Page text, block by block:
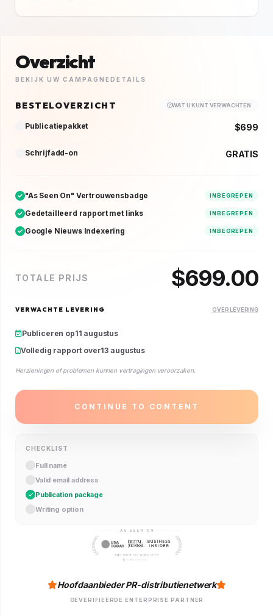
Overzicht
BEKIJK UW CAMPAGNEDETAILS
BESTELOVERZICHT WAT U KUNT VERWACHTEN
Publicatiepakket $699
Schrijfadd-on GRATIS
"As Seen On" Vertrouwensbadge INBEGREPEN
Gedetailleerd rapport met links INBEGREPEN
Google Nieuws Indexering INBEGREPEN
TOTALE PRIJS $699.00
VERWACHTE LEVERING OVER LEVERING
Publiceren op11 augustus
Volledig rapport over13 augustus
Herzieningen of problemen kunnen vertragingen veroorzaken.
CONTINUE TO CONTENT
CHECKLIST
Full name
Valid email address
Publication package
Writing option
Hoofdaanbieder PR-distributienetwerk
GEVERIFIEERDE ENTERPRISE PARTNER